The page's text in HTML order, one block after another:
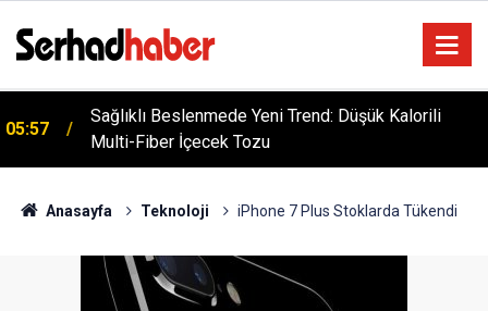
05:57
Sağlıklı Beslenmede Yeni Trend: Düşük Kalorili
Multi-Fiber İçecek Tozu
Anasayfa Teknoloji iPhone 7 Plus Stoklarda Tükendi